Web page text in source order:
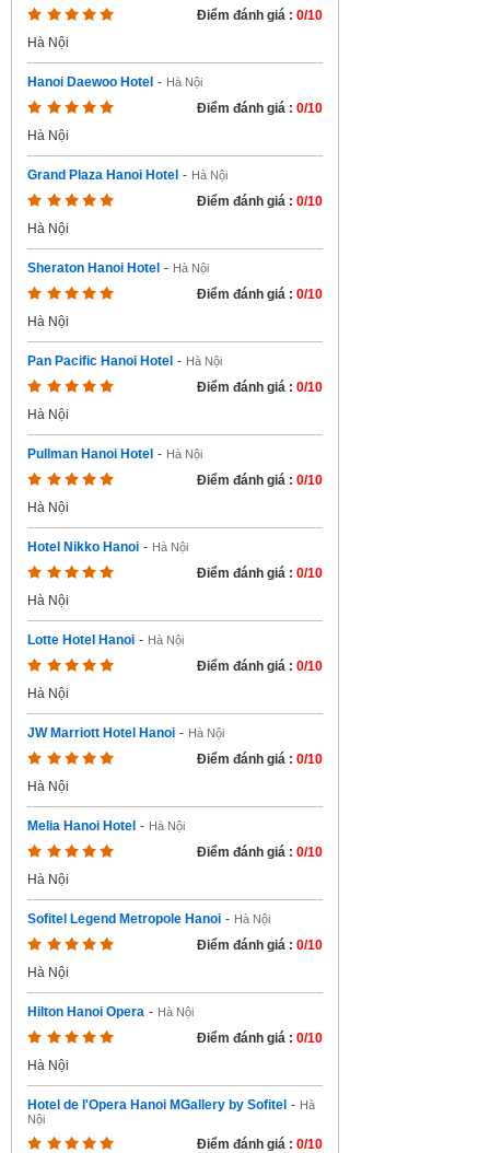
Điểm đánh giá : 0/10
Hà Nội
Hanoi Daewoo Hotel - Hà Nội
Điểm đánh giá : 0/10
Hà Nội
Grand Plaza Hanoi Hotel - Hà Nội
Điểm đánh giá : 0/10
Hà Nội
Sheraton Hanoi Hotel - Hà Nội
Điểm đánh giá : 0/10
Hà Nội
Pan Pacific Hanoi Hotel - Hà Nội
Điểm đánh giá : 0/10
Hà Nội
Pullman Hanoi Hotel - Hà Nội
Điểm đánh giá : 0/10
Hà Nội
Hotel Nikko Hanoi - Hà Nội
Điểm đánh giá : 0/10
Hà Nội
Lotte Hotel Hanoi - Hà Nội
Điểm đánh giá : 0/10
Hà Nội
JW Marriott Hotel Hanoi - Hà Nội
Điểm đánh giá : 0/10
Hà Nội
Melia Hanoi Hotel - Hà Nội
Điểm đánh giá : 0/10
Hà Nội
Sofitel Legend Metropole Hanoi - Hà Nội
Điểm đánh giá : 0/10
Hà Nội
Hilton Hanoi Opera - Hà Nội
Điểm đánh giá : 0/10
Hà Nội
Hotel de l'Opera Hanoi MGallery by Sofitel - Hà
Nội
Điểm đánh giá : 0/10